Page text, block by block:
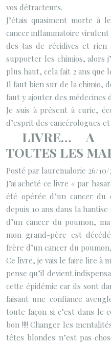
vos détracteurs.
J’étais quasiment morte à
cancer inflammatoire
des tas de récidives et
supporter les chimios, alors
plus haut, cela fait 2 ans que
Il faut bien sur de la chimio,
faut y ajouter des médecines
Je suis à présent à curie,
d’esprit des cancérologues
LIVRE… A
TOUTES LES
Posté par lauremalorie 26/10/
J’ai acheté ce livre « par
été opérée d’un cancer du
depuis 10 ans dans la
d’un cancer du poumon,
mon grand-père est
frère d’un cancer du
Ce livre, je vais le faire lire à
pense qu’il devient
cette épidémie car ils sont
faisant une confiance
toute façon si c’est dans le
bon !!!! Changer les
têtes blondes n’est pas